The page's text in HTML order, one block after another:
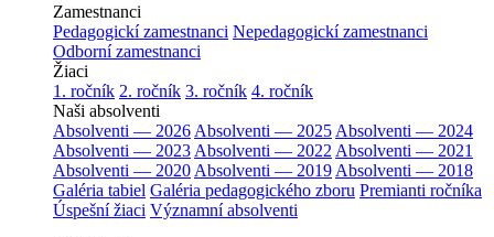
Zamestnanci
Pedagogickí zamestnanci Nepedagogickí zamestnanci
Odborní zamestnanci
Žiaci
1. ročník 2. ročník 3. ročník 4. ročník
Naši absolventi
Absolventi — 2026 Absolventi — 2025 Absolventi — 2024
Absolventi — 2023 Absolventi — 2022 Absolventi — 2021
Absolventi — 2020 Absolventi — 2019 Absolventi — 2018
Galéria tabiel Galéria pedagogického zboru Premianti ročníka
Úspešní žiaci Významní absolventi